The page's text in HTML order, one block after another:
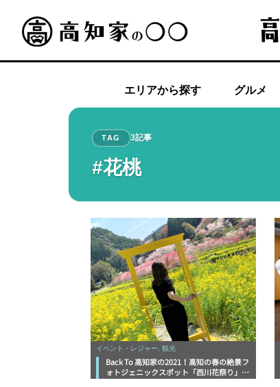
エリアから探す グルメ
TAG 3記事
#花桃
イベント・レジャー, 観光
Back To 高知家の2021！高知の春の絶景フ
ォトジェニックスポット「西川花祭り」体